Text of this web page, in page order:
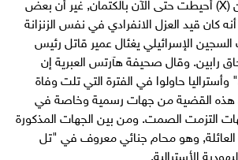
كان قيد العزل الانفرادي في نفس الزنزانة
الإسرائيلي يغئال عمير قاتل رئيس
رابين. وقال صحيفة هآرتس العبرية إن
حاولوا في الفترة التي تلت وفاة
هذه القضية من جهات رسمية وخاصة في
التزمت الصمت. ومن بين الجهات المذكورة
وهو محام جنائي معروف في "تل
الأسترالية.